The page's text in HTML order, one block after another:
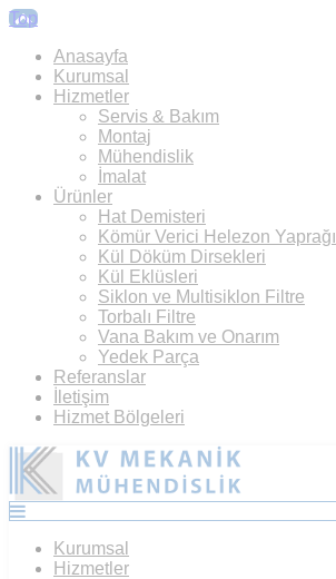
Top
Anasayfa
Kurumsal
Hizmetler
Servis & Bakım
Montaj
Mühendislik
İmalat
Ürünler
Hat Demisteri
Kömür Verici Helezon Yaprağı
Kül Döküm Dirsekleri
Kül Eklüsleri
Siklon ve Multisiklon Filtre
Torbalı Filtre
Vana Bakım ve Onarım
Yedek Parça
Referanslar
İletişim
Hizmet Bölgeleri
Kurumsal
Hizmetler